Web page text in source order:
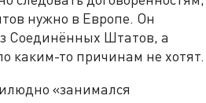
нужно в Европе. Он
Соединённых Штатов, а
каким-то причинам не хотят.
«занимался